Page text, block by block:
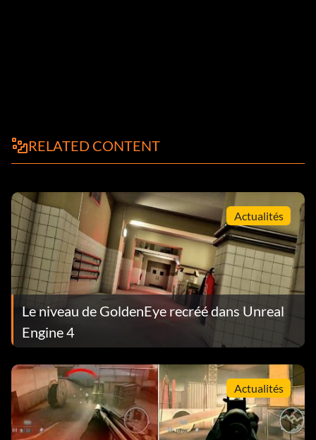
RELATED CONTENT
Actualités
Le niveau de GoldenEye recréé dans Unreal
Engine 4
Actualités